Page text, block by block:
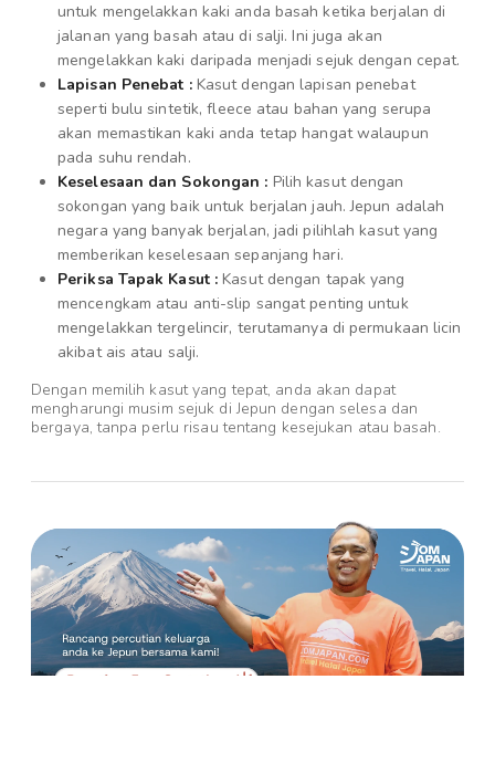
untuk mengelakkan kaki anda basah ketika berjalan di
jalanan yang basah atau di salji. Ini juga akan
mengelakkan kaki daripada menjadi sejuk dengan cepat.
Lapisan Penebat :Kasut dengan lapisan penebat
seperti bulu sintetik, fleece atau bahan yang serupa
akan memastikan kaki anda tetap hangat walaupun
pada suhu rendah.
Keselesaan dan Sokongan : Pilih kasut dengan
sokongan yang baik untuk berjalan jauh. Jepun adalah
negara yang banyak berjalan, jadi pilihlah kasut yang
memberikan keselesaan sepanjang hari.
Periksa Tapak Kasut : Kasut dengan tapak yang
mencengkam atau anti-slip sangat penting untuk
mengelakkan tergelincir, terutamanya di permukaan licin
akibat ais atau salji.
Dengan memilih kasut yang tepat, anda akan dapat
mengharungi musim sejuk di Jepun dengan selesa dan
bergaya, tanpa perlu risau tentang kesejukan atau basah.